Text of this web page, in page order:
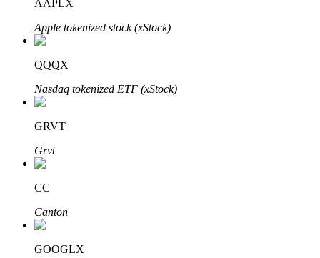
Đầu tư cố định và quản lý tài chính
Tận hưởng việc quản lý tài chính hiện tại và thu nhập lâu dài
AAPLX
Apple tokenized stock (xStock)
QQQX
Nasdaq tokenized ETF (xStock)
GRVT
Grvt
CC
Canton
GOOGLX